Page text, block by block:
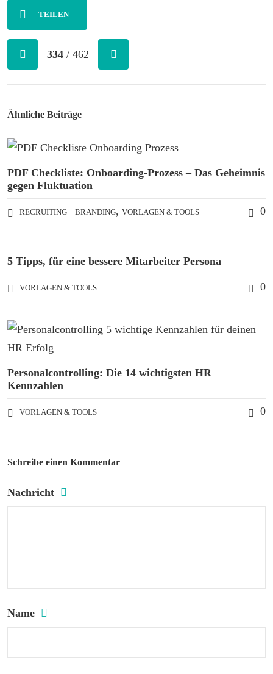
TEILEN
334 / 462
Ähnliche Beiträge
PDF Checkliste: Onboarding-Prozess – Das Geheimnis
gegen Fluktuation
RECRUITING + BRANDING, VORLAGEN & TOOLS 0
5 Tipps, für eine bessere Mitarbeiter Persona
VORLAGEN & TOOLS 0
Personalcontrolling: Die 14 wichtigsten HR
Kennzahlen
VORLAGEN & TOOLS 0
Schreibe einen Kommentar
Nachricht
Name